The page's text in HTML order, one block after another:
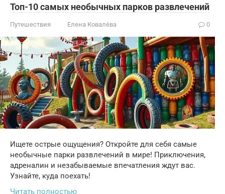
Топ-10 самых необычных парков развлечений
Путешествия Елена Ковалёва 0
Ищете острые ощущения? Откройте для себя самые
необычные парки развлечений в мире! Приключения,
адреналин и незабываемые впечатления ждут вас.
Узнайте, куда поехать!
Читать полностью